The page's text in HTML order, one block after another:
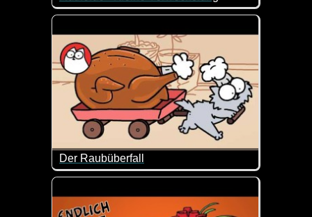
Auch der Weihnachtsmann ist nicht fehlerfrei ;-)
Der Raubüberfall
Simon's Cat hat nur Blödsinn im Kopf und